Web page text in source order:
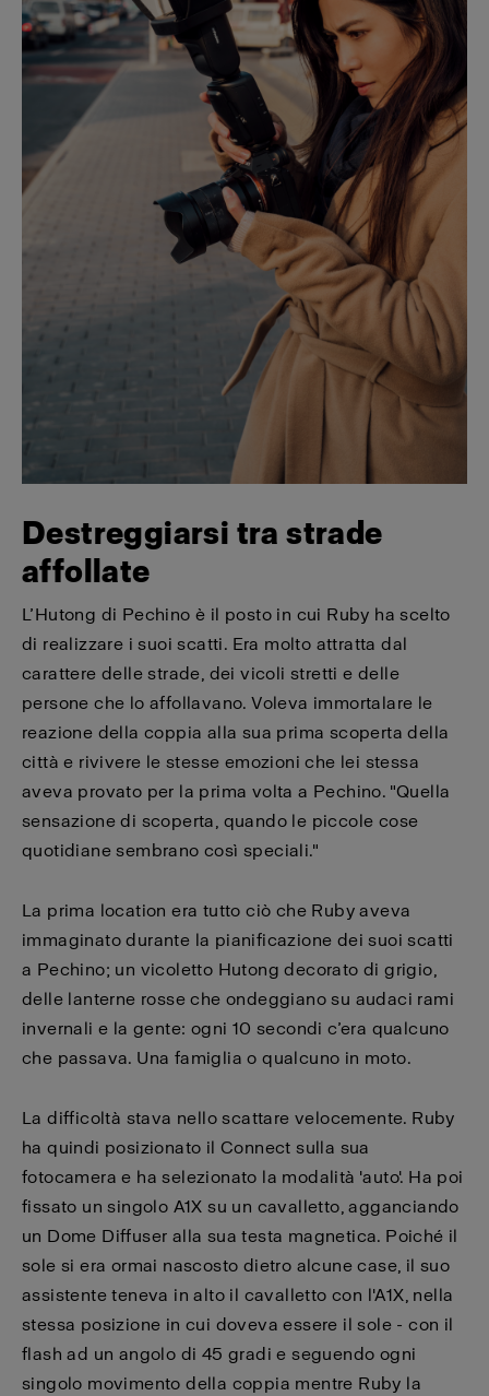
Destreggiarsi tra strade
affollate
L’Hutong di Pechino è il posto in cui Ruby ha scelto
di realizzare i suoi scatti. Era molto attratta dal
carattere delle strade, dei vicoli stretti e delle
persone che lo affollavano. Voleva immortalare le
reazione della coppia alla sua prima scoperta della
città e rivivere le stesse emozioni che lei stessa
aveva provato per la prima volta a Pechino. "Quella
sensazione di scoperta, quando le piccole cose
quotidiane sembrano così speciali."
La prima location era tutto ciò che Ruby aveva
immaginato durante la pianificazione dei suoi scatti
a Pechino; un vicoletto Hutong decorato di grigio,
delle lanterne rosse che ondeggiano su audaci rami
invernali e la gente: ogni 10 secondi c’era qualcuno
che passava. Una famiglia o qualcuno in moto.
La difficoltà stava nello scattare velocemente. Ruby
ha quindi posizionato il Connect sulla sua
fotocamera e ha selezionato la modalità 'auto'. Ha poi
fissato un singolo A1X su un cavalletto, agganciando
un Dome Diffuser alla sua testa magnetica. Poiché il
sole si era ormai nascosto dietro alcune case, il suo
assistente teneva in alto il cavalletto con l'A1X, nella
stessa posizione in cui doveva essere il sole - con il
flash ad un angolo di 45 gradi e seguendo ogni
singolo movimento della coppia mentre Ruby la